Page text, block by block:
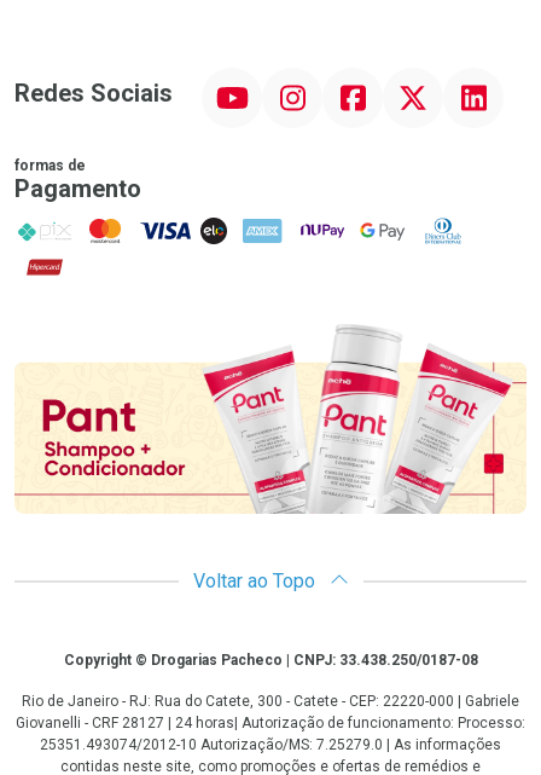
Redes Sociais InstagramFacebookTwitter Linkedin
formas de
Pagamento
PIX MasterCard
VISA ELO AMEX NuPay Google PayDiners Club
Hipercard
Promoção em Destaque
Voltar ao Topo
CopyrightCopyright © Drogarias Pacheco | CNPJ: 33.438.250/0187-08
Rio de Janeiro - RJ: Rua do Catete, 300 - Catete - CEP: 22220-000 | Gabriele
Giovanelli - CRF 28127 | 24 horas| Autorização de funcionamento: Processo:
25351.493074/2012-10 Autorização/MS: 7.25279.0 | As informações
contidas neste site, como promoções e ofertas de remédios e